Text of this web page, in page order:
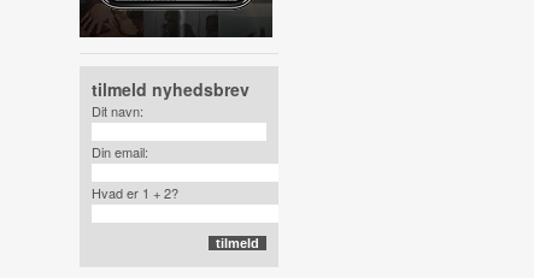
tilmeld nyhedsbrev
Dit navn:
Din email:
Hvad er 1 + 2?